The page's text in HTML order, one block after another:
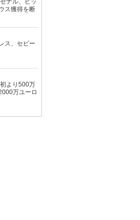
ナル、ビッ
ス獲得を断
ス、セビー
より500万
万ユーロ